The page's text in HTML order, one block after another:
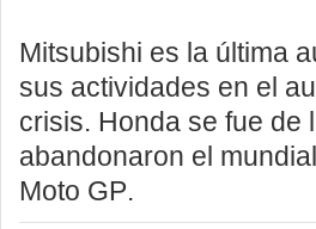
Mitsubishi es la última
sus actividades en el
crisis. Honda se fue de
abandonaron el
Moto GP.